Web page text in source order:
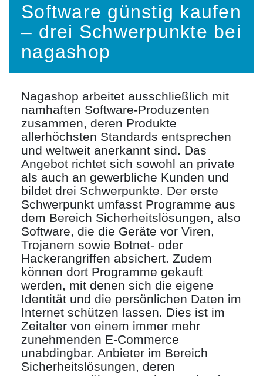
Software günstig kaufen
– drei Schwerpunkte bei
nagashop
Nagashop arbeitet ausschließlich mit
namhaften Software-Produzenten
zusammen, deren Produkte
allerhöchsten Standards entsprechen
und weltweit anerkannt sind. Das
Angebot richtet sich sowohl an private
als auch an gewerbliche Kunden und
bildet drei Schwerpunkte. Der erste
Schwerpunkt umfasst Programme aus
dem Bereich Sicherheitslösungen, also
Software, die die Geräte vor Viren,
Trojanern sowie Botnet- oder
Hackerangriffen absichert. Zudem
können dort Programme gekauft
werden, mit denen sich die eigene
Identität und die persönlichen Daten im
Internet schützen lassen. Dies ist im
Zeitalter von einem immer mehr
zunehmenden E-Commerce
unabdingbar. Anbieter im Bereich
Sicherheitslösungen, deren